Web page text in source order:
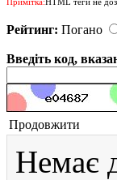
Рейтинг: Погано
Введіть код,
Продовжити
Немає